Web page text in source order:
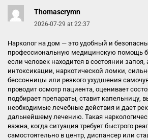
Thomascrymn
2026-07-29 at 22:37
Нарколог на дом — это удобный и
профессиональную медицинскую помощь
если человек находится в состоянии запоя,
интоксикации, наркотической ломки,
бессонницы или резкого ухудшения
проводит осмотр пациента, оценивает
подбирает препараты, ставит капельницу,
необходимые лечебные действия и дает
дальнейшему лечению. Такая
важна, когда ситуация требует быстрого
самостоятельно в центр, диспансер или